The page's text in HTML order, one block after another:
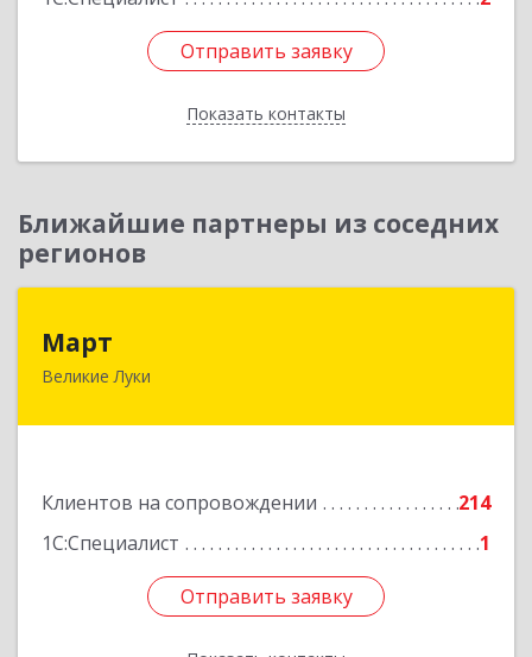
Отправить заявку
Показать контакты
Отправить заявку
Назад
Ближайшие партнеры из соседних
регионов
Март
Великие Луки
Клиентов на сопровождении
214
1С:Специалист
1
Отправить заявку
182113, Псковская обл, Великие Луки г,
Отправить заявку